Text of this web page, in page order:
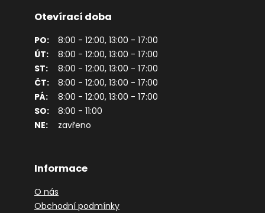
Otevírací doba
PO:
8:00 - 12:00, 13:00 - 17:00
ÚT:
8:00 - 12:00, 13:00 - 17:00
ST:
8:00 - 12:00, 13:00 - 17:00
ČT:
8:00 - 12:00, 13:00 - 17:00
PÁ:
8:00 - 12:00, 13:00 - 17:00
SO:
8:00 - 11:00
NE:
zavřeno
Informace
O nás
Obchodní podmínky